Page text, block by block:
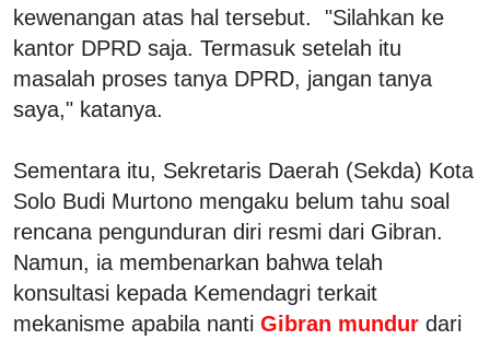
kewenangan atas hal tersebut. "Silahkan ke
kantor DPRD saja. Termasuk setelah itu
masalah proses tanya DPRD, jangan tanya
saya," katanya.
Sementara itu, Sekretaris Daerah (Sekda) Kota
Solo Budi Murtono mengaku belum tahu soal
rencana pengunduran diri resmi dari Gibran.
Namun, ia membenarkan bahwa telah
konsultasi kepada Kemendagri terkait
mekanisme apabila nanti Gibran mundur dari